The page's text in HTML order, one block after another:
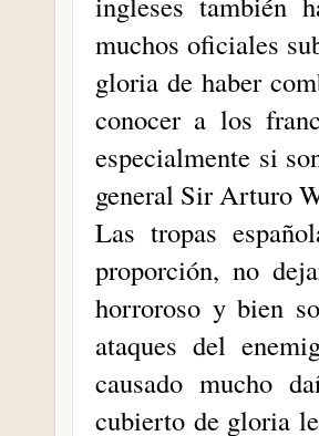
muchos oficiales
gloria de haber
conocer a los
especialmente si
general Sir Arturo
Las tropas
proporción, no
horroroso y bien
ataques del
causado mucho
cubierto de gloria